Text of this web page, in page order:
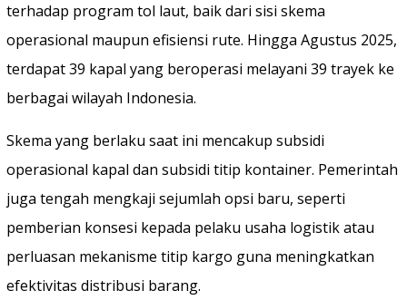
terhadap program tol laut, baik dari sisi skema
operasional maupun efisiensi rute. Hingga Agustus 2025,
terdapat 39 kapal yang beroperasi melayani 39 trayek ke
berbagai wilayah Indonesia.
Skema yang berlaku saat ini mencakup subsidi
operasional kapal dan subsidi titip kontainer. Pemerintah
juga tengah mengkaji sejumlah opsi baru, seperti
pemberian konsesi kepada pelaku usaha logistik atau
perluasan mekanisme titip kargo guna meningkatkan
efektivitas distribusi barang.